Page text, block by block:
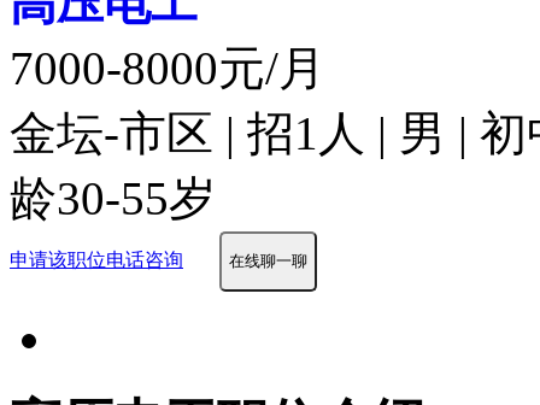
7000-8000元/月
金坛-市区 | 招1人 | 男 |
龄30-55岁
申请该职位电话咨询 在线聊一聊